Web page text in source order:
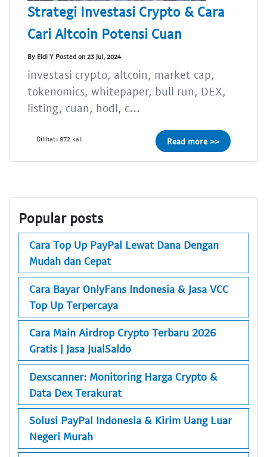
Strategi Investasi Crypto & Cara
Cari Altcoin Potensi Cuan
By Eldi Y Posted on 23 Jul, 2024
investasi crypto, altcoin, market cap,
tokenomics, whitepaper, bull run, DEX,
listing, cuan, hodl, c...
Dilihat: 872 kali Read more >>
Popular posts
Cara Top Up PayPal Lewat Dana Dengan
Mudah dan Cepat
Cara Bayar OnlyFans Indonesia & Jasa VCC
Top Up Terpercaya
Cara Main Airdrop Crypto Terbaru 2026
Gratis | Jasa JualSaldo
Dexscanner: Monitoring Harga Crypto &
Data Dex Terakurat
Solusi PayPal Indonesia & Kirim Uang Luar
Negeri Murah